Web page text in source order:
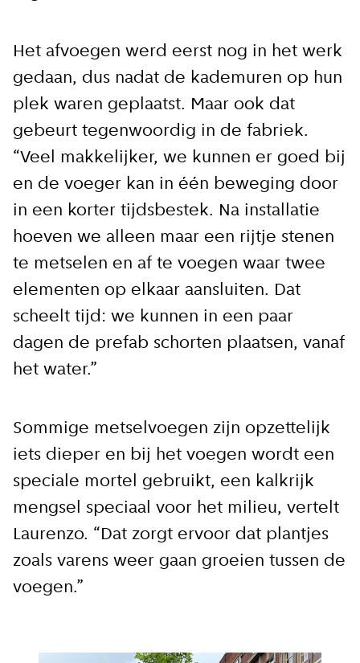
E-mailadres
Hoe vaak wil je van ons horen:
Bij elk nieuw artikel
Wekelijks
Maandelijks
Ik ga akkoord met de
Aanmelden
Het afvoegen werd eerst nog in het werk
gedaan, dus nadat de kademuren op hun
plek waren geplaatst. Maar ook dat
gebeurt tegenwoordig in de fabriek.
“Veel makkelijker, we kunnen er goed bij
en de voeger kan in één beweging door
in een korter tijdsbestek. Na installatie
hoeven we alleen maar een rijtje stenen
te metselen en af te voegen waar twee
elementen op elkaar aansluiten. Dat
scheelt tijd: we kunnen in een paar
dagen de prefab schorten plaatsen, vanaf
het water.”
Sommige metselvoegen zijn opzettelijk
iets dieper en bij het voegen wordt een
speciale mortel gebruikt, een kalkrijk
mengsel speciaal voor het milieu, vertelt
Laurenzo. “Dat zorgt ervoor dat plantjes
zoals varens weer gaan groeien tussen de
voegen.”